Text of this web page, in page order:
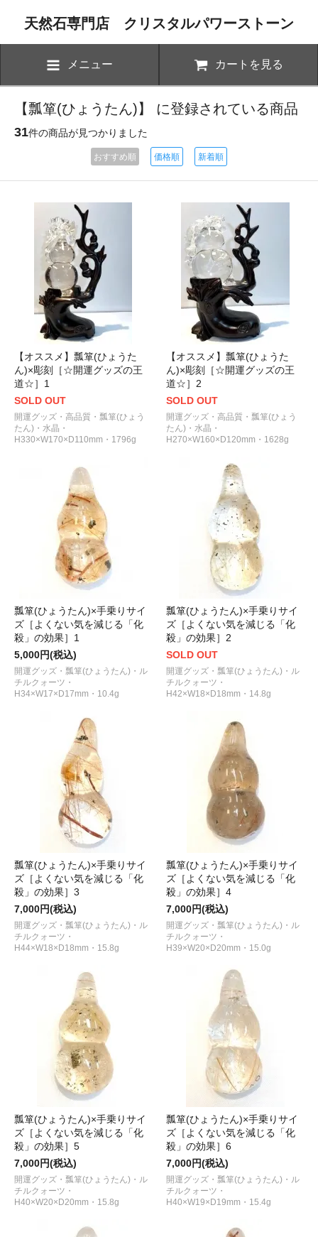
天然石専門店 クリスタルパワーストーン
メニュー カートを見る
【瓢箪(ひょうたん)】 に登録されている商品
31件の商品が見つかりました
おすすめ順 価格順 新着順
【オススメ】瓢箪(ひょうた
ん)×彫刻［☆開運グッズの王
道☆］1
SOLD OUT
開運グッズ・高品質・瓢箪(ひょう
たん)・水晶・
H330×W170×D110mm・1796g
【オススメ】瓢箪(ひょうた
ん)×彫刻［☆開運グッズの王
道☆］2
SOLD OUT
開運グッズ・高品質・瓢箪(ひょう
たん)・水晶・
H270×W160×D120mm・1628g
瓢箪(ひょうたん)×手乗りサイ
ズ［よくない気を減じる「化
殺」の効果］1
5,000円(税込)
開運グッズ・瓢箪(ひょうたん)・ル
チルクォーツ・
H34×W17×D17mm・10.4g
瓢箪(ひょうたん)×手乗りサイ
ズ［よくない気を減じる「化
殺」の効果］2
SOLD OUT
開運グッズ・瓢箪(ひょうたん)・ル
チルクォーツ・
H42×W18×D18mm・14.8g
瓢箪(ひょうたん)×手乗りサイ
ズ［よくない気を減じる「化
殺」の効果］3
7,000円(税込)
開運グッズ・瓢箪(ひょうたん)・ル
チルクォーツ・
H44×W18×D18mm・15.8g
瓢箪(ひょうたん)×手乗りサイ
ズ［よくない気を減じる「化
殺」の効果］4
7,000円(税込)
開運グッズ・瓢箪(ひょうたん)・ル
チルクォーツ・
H39×W20×D20mm・15.0g
瓢箪(ひょうたん)×手乗りサイ
ズ［よくない気を減じる「化
殺」の効果］5
7,000円(税込)
開運グッズ・瓢箪(ひょうたん)・ル
チルクォーツ・
H40×W20×D20mm・15.8g
瓢箪(ひょうたん)×手乗りサイ
ズ［よくない気を減じる「化
殺」の効果］6
7,000円(税込)
開運グッズ・瓢箪(ひょうたん)・ル
チルクォーツ・
H40×W19×D19mm・15.4g